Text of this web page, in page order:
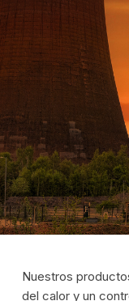
Nuestros
del calor y un